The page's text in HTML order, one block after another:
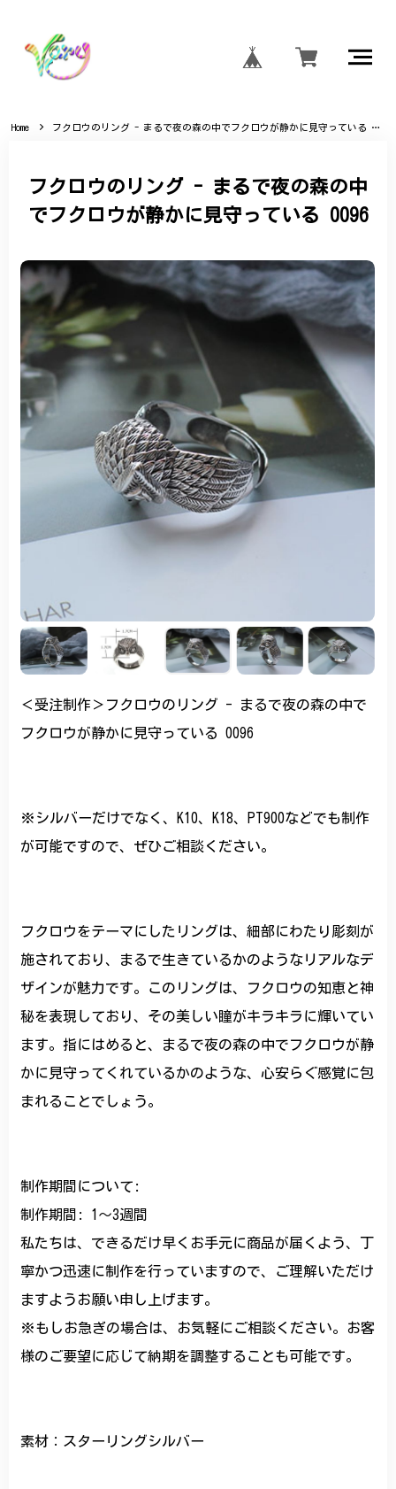
Home フクロウのリング - まるで夜の森の中でフクロウが静かに見守っている 0096
フクロウのリング - まるで夜の森の中
でフクロウが静かに見守っている 0096
＜受注制作＞フクロウのリング - まるで夜の森の中で
フクロウが静かに見守っている 0096
※シルバーだけでなく、K10、K18、PT900などでも制作
が可能ですので、ぜひご相談ください。
フクロウをテーマにしたリングは、細部にわたり彫刻が
施されており、まるで生きているかのようなリアルなデ
ザインが魅力です。このリングは、フクロウの知恵と神
秘を表現しており、その美しい瞳がキラキラに輝いてい
ます。指にはめると、まるで夜の森の中でフクロウが静
かに見守ってくれているかのような、心安らぐ感覚に包
まれることでしょう。
制作期間について:
制作期間: 1〜3週間
私たちは、できるだけ早くお手元に商品が届くよう、丁
寧かつ迅速に制作を行っていますので、ご理解いただけ
ますようお願い申し上げます。
※もしお急ぎの場合は、お気軽にご相談ください。お客
様のご要望に応じて納期を調整することも可能です。
素材：スターリングシルバー